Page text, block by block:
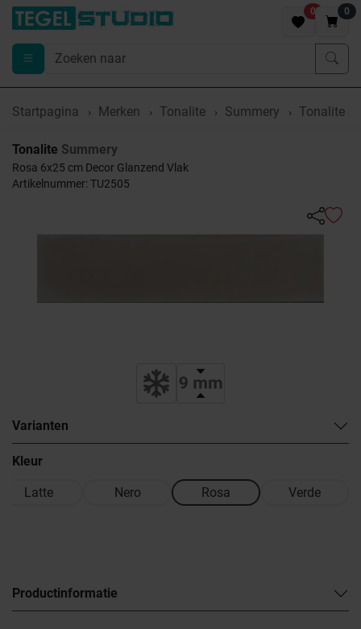
0 0
Startpagina Merken Tonalite Summery Tonalite
Tonalite Summery
Rosa 6x25 cm Decor Glanzend Vlak
Artikelnummer: TU2505
Varianten
Kleur
Latte Nero Rosa Verde
Productinformatie